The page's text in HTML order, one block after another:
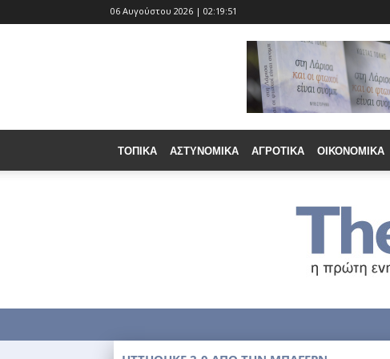
06 Αυγούστου 2026 | 02:19:52
ΤΟΠΙΚΆ ΑΣΤΥΝΟΜΙΚΆ ΑΓΡΟΤΙΚΆ ΟΙΚΟΝΟΜΙΚΆ